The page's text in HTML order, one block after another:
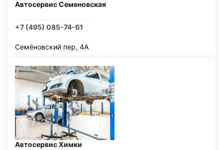
Автосервис Семеновская
+7 (495) 085-74-61
Семёновский пер, 4А
Автосервис Химки